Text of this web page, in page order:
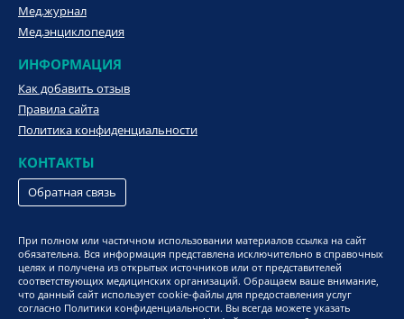
Мед.журнал
Мед.энциклопедия
ИНФОРМАЦИЯ
Как добавить отзыв
Правила сайта
Политика конфиденциальности
КОНТАКТЫ
Обратная связь
При полном или частичном использовании материалов ссылка на сайт
обязательна. Вся информация представлена исключительно в справочных
целях и получена из открытых источников или от представителей
соответствующих медицинских организаций. Обращаем ваше внимание,
что данный сайт использует cookie-файлы для предоставления услуг
согласно Политики конфиденциальности. Вы всегда можете указать